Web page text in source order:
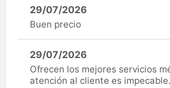
29/07/2026
Buen precio
29/07/2026
Ofrecen los mejores servicios
atención al cliente es impecable.